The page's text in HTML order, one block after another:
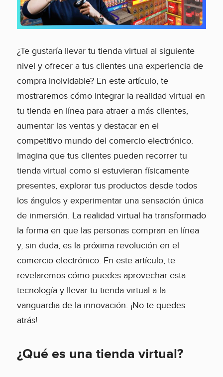
¿Te gustaría llevar tu tienda virtual al siguiente
nivel y ofrecer a tus clientes una experiencia de
compra inolvidable? En este artículo, te
mostraremos cómo integrar la realidad virtual en
tu tienda en línea para atraer a más clientes,
aumentar las ventas y destacar en el
competitivo mundo del comercio electrónico.
Imagina que tus clientes pueden recorrer tu
tienda virtual como si estuvieran físicamente
presentes, explorar tus productos desde todos
los ángulos y experimentar una sensación única
de inmersión. La realidad virtual ha transformado
la forma en que las personas compran en línea
y, sin duda, es la próxima revolución en el
comercio electrónico. En este artículo, te
revelaremos cómo puedes aprovechar esta
tecnología y llevar tu tienda virtual a la
vanguardia de la innovación. ¡No te quedes
atrás!
¿Qué es una tienda virtual?